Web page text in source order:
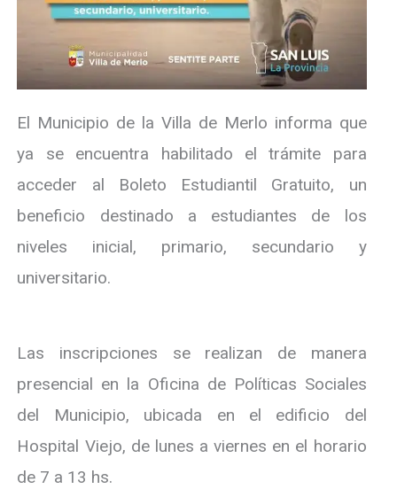
El Municipio de la Villa de Merlo informa que
ya se encuentra habilitado el trámite para
acceder al Boleto Estudiantil Gratuito, un
beneficio destinado a estudiantes de los
niveles inicial, primario, secundario y
universitario.
Las inscripciones se realizan de manera
presencial en la Oficina de Políticas Sociales
del Municipio, ubicada en el edificio del
Hospital Viejo, de lunes a viernes en el horario
de 7 a 13 hs.